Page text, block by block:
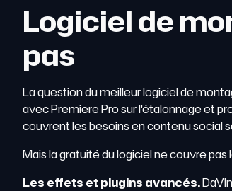
Logiciel de
pas
La question du meilleur logiciel de
avec Premiere Pro sur l'étalonnage et
couvrent les besoins en contenu social
Mais la gratuité du logiciel ne couvre
Les effets et plugins avancés.